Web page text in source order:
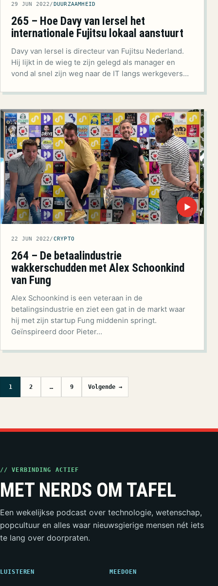
29 JUN 2022/DUURZAAMHEID
265 – Hoe Davy van Iersel het
internationale Fujitsu lokaal aanstuurt
Davy van Iersel is directeur van Fujitsu Nederland.
Hij lijkt in de wieg te zijn gelegd als manager en
vond al snel zijn weg naar de IT langs werkgevers…
▶
22 JUN 2022/CRYPTO
264 – De betaalindustrie
wakkerschudden met Alex Schoonkind
van Fung
Alex Schoonkind is een veteraan in de
betalingsindustrie en ziet een gat in de markt waar
hij met zijn startup Fung middenin springt.
Geïnspireerd door Pieter…
Berichten paginering
1 2 … 9 Volgende →
// VERBINDING ACTIEF
MET NERDS OM TAFEL
Een wekelijkse podcast over technologie, wetenschap,
popcultuur en alles waar nieuwsgierige mensen nét iets
te lang over doorpraten.
LUISTEREN MEEDOEN